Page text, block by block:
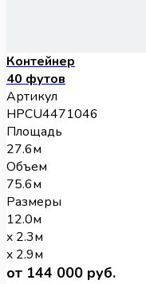
Контейнер
40 футов
Артикул
HPCU4471046
Площадь
27.6м
Объем
75.6м
Размеры
12.0м
x 2.3м
x 2.9м
от 144 000 руб.